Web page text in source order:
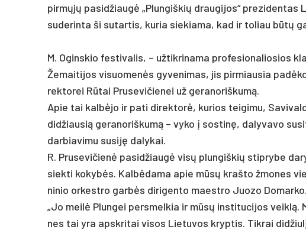
pirmųjų pa­si­džiaugė „Plun­giš­kių drau­gi­jos“
su­de­rin­ta ši su­tar­tis, ku­ria sie­kia­ma, kad ir to­liau būtų
M. Ogins­kio fes­ti­va­lis, – už­tik­ri­na­ma pro­fe­sio­na­lio­sios
Že­mai­ti­jos vi­suo­menės gy­ve­ni­mas, jis pir­miau­sia
rek­to­rei Rūtai Pru­se­vi­čie­nei už ge­ra­no­riš­kumą.
Apie tai kalbė­jo ir pa­ti di­rek­torė, ku­rios tei­gi­mu,
did­žiau­sią ge­ra­no­riš­kumą – vy­ko į sos­tinę, da­ly­va­vo
dar­bia­vi­mu su­si­ję da­ly­kai.
R. Pru­se­vi­čienė pa­si­džiaugė visų plun­giš­kių stip­ry­be
siek­ti ko­kybės. Kalbė­da­ma apie mūsų kraš­to žmo­nes
ni­nio or­kest­ro garbės di­ri­gen­to maest­ro Juo­zo Do­mar­ko.
„Jo meilė Plun­gei per­smel­kia ir mūsų ins­ti­tu­ci­jos
nes tai yra ap­skri­tai vi­sos Lie­tu­vos kryp­tis. Tik­rai